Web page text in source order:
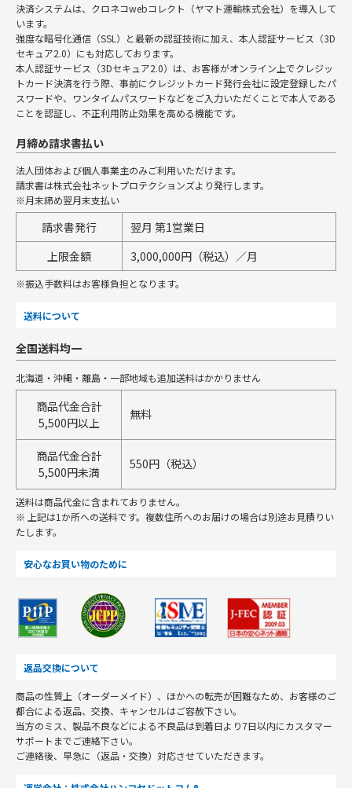
決済システムは、クロネコwebコレクト（ヤマト運輸株式会社）を導入して
います。
強度な暗号化通信（SSL）と最新の認証技術に加え、本人認証サービス（3D
セキュア2.0）にも対応しております。
本人認証サービス（3Dセキュア2.0）は、お客様がオンライン上でクレジッ
トカード決済を行う際、事前にクレジットカード発行会社に設定登録したパ
スワードや、ワンタイムパスワードなどをご入力いただくことで本人である
ことを認証し、不正利用防止効果を高める機能です。
月締め請求書払い
法人団体および個人事業主のみご利用いただけます。
請求書は株式会社ネットプロテクションズより発行します。
※月末締め翌月末支払い
請求書発行
翌月 第1営業日
上限金額
3,000,000円（税込）／月
※振込手数料はお客様負担となります。
送料について
全国送料均一
北海道・沖縄・離島・一部地域も追加送料はかかりません
商品代金合計
5,500円以上
無料
商品代金合計
5,500円未満
550円（税込）
送料は商品代金に含まれておりません。
※ 上記は1か所への送料です。複数住所へのお届けの場合は別途お見積りい
たします。
安心なお買い物のために
返品交換について
商品の性質上（オーダーメイド）、ほかへの転売が困難なため、お客様のご
都合による返品、交換、キャンセルはご容赦下さい。
当方のミス、製品不良などによる不良品は到着日より7日以内にカスタマー
サポートまでご連絡下さい。
ご連絡後、早急に（返品・交換）対応させていただきます。